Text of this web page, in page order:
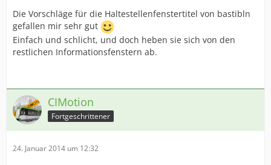
Die Vorschläge für die Haltestellenfenstertitel von bastibln
gefallen mir sehr gut
Einfach und schlicht, und doch heben sie sich von den
restlichen Informationsfenstern ab.
CIMotion
Fortgeschrittener
24. Januar 2014 um 12:32